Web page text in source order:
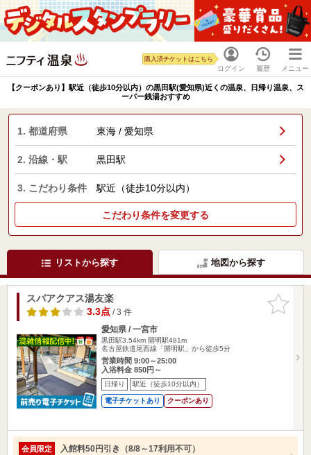
ログイン
購入済チケットはこちら
履歴 メニュー
【クーポンあり】駅近（徒歩10分以内）の黒田駅(愛知県)近くの温泉、日帰り温泉、ス
ーパー銭湯おすすめ
1. 都道府県 東海 / 愛知県
2. 沿線・駅 黒田駅
3. こだわり条件 駅近（徒歩10分以内）
こだわり条件を変更する
リストから探す 地図から探す
お気に入
りに追加
スパアクアス湯友楽
3.3点/ 3 件
愛知県 / 一宮市
黒田駅3.54km 開明駅481m
名古屋鉄道尾西線「開明駅」から徒歩5分
営業時間 9:00～25:00
入浴料金 850円～
日帰り 駅近（徒歩10分以内）
電子チケットあり クーポンあり
会員限定 入館料50円引き（8/8～17利用不可）